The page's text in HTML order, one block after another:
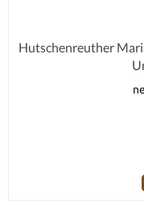
Durchschnittliche
Hutschenreuther